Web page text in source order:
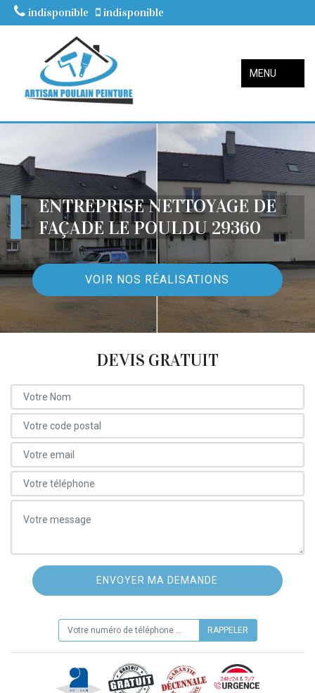
indisponible indisponible
MENU
ENTREPRISE NETTOYAGE DE
FAÇADE LE POULDU 29360
VOIR NOS RÉALISATIONS
DEVIS GRATUIT